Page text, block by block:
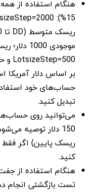
بر اساس دلار آمریکا
حساب‌های خود
تبدیل کنید.
می‌توانید روی
ریسک پایین) اگر فقط
کنید.
تست بازگشتی انجام